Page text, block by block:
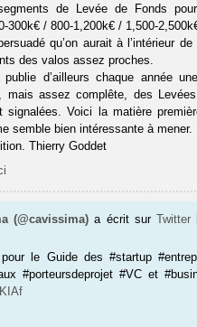
de Levée de Fonds
300k€ / 800-1,200k€ / 1,500-
qu’on aurait à l’intérieur
des valos assez proches.
publie d’ailleurs chaque année
mais assez complête, des
signalées. Voici la matière
semble bien intéressante à mener.
Thierry Goddet
(@cavissima) a écrit sur Twitter
le Guide des #star­tup
#porteursdeprojet #VC et